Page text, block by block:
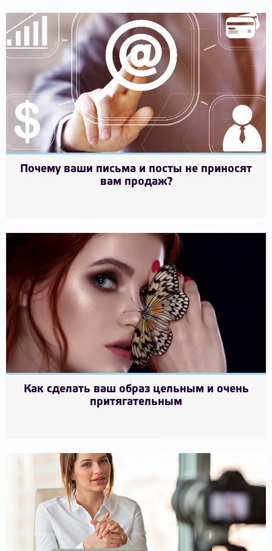
Почему ваши письма и посты не приносят
вам продаж?
Как сделать ваш образ цельным и очень
притягательным